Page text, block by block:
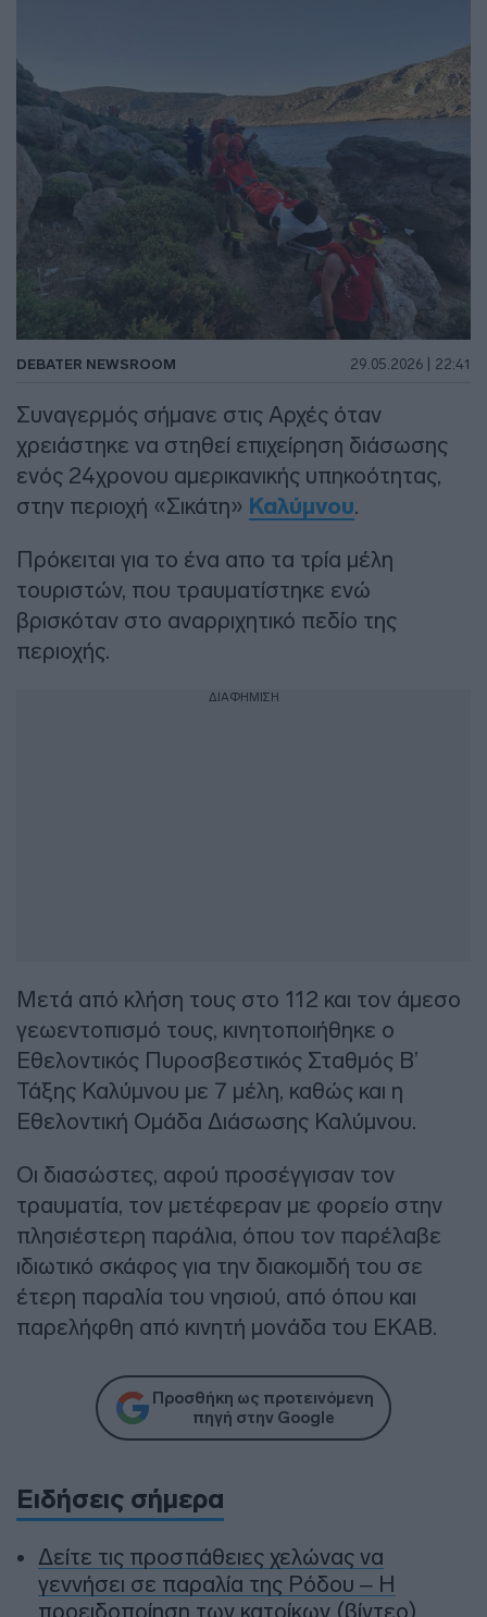
DEBATER NEWSROOM 29.05.2026 | 22:41
Συναγερμός σήμανε στις Αρχές όταν
χρειάστηκε να στηθεί επιχείρηση διάσωσης
ενός 24χρονου αμερικανικής υπηκοότητας,
στην περιοχή «Σικάτη» Καλύμνου.
Πρόκειται για το ένα απο τα τρία μέλη
τουριστών, που τραυματίστηκε ενώ
βρισκόταν στο αναρριχητικό πεδίο της
περιοχής.
ΔΙΑΦΗΜΙΣΗ
Μετά από κλήση τους στο 112 και τον άμεσο
γεωεντοπισμό τους, κινητοποιήθηκε ο
Εθελοντικός Πυροσβεστικός Σταθμός Β’
Τάξης Καλύμνου με 7 μέλη, καθώς και η
Εθελοντική Ομάδα Διάσωσης Καλύμνου.
Οι διασώστες, αφού προσέγγισαν τον
τραυματία, τον μετέφεραν με φορείο στην
πλησιέστερη παράλια, όπου τον παρέλαβε
ιδιωτικό σκάφος για την διακομιδή του σε
έτερη παραλία του νησιού, από όπου και
παρελήφθη από κινητή μονάδα του ΕΚΑΒ.
Προσθήκη ως προτεινόμενη
πηγή στην Google
Ειδήσεις σήμερα
Δείτε τις προσπάθειες χελώνας να
γεννήσει σε παραλία της Ρόδου – Η
προειδοποίηση των κατοίκων (βίντεο)